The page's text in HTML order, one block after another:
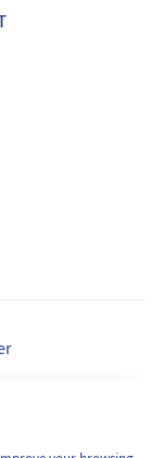
de votre bien, en 2